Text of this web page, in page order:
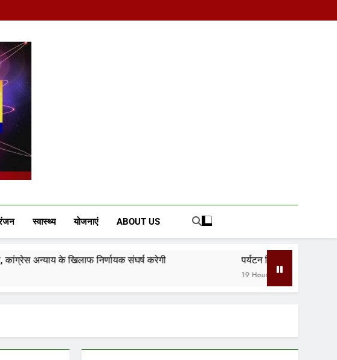
News Portal
स्वास्थ्य योजनाएं ABOUT US
निर्णायक संघर्ष करेगी पर्यटन क्विज प्रतियोगिता में 117 विद्यालयों की